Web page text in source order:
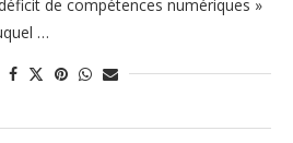
de compétences numériques »
…